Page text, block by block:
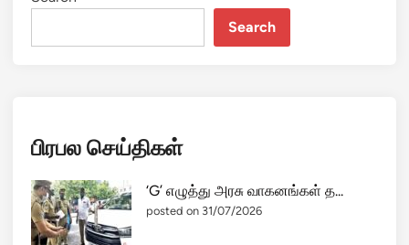
Search
பிரபல செய்திகள்
‘G’ எழுத்து அரசு வாகனங்கள் த...
posted on 31/07/2026